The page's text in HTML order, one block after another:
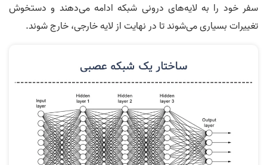
سفر خود را به لایه‌های درونی شبکه ادامه می‌دهند و دستخوش
تغییرات بسیاری می‌شوند تا در نهایت از لایه خارجی، خارج شوند.